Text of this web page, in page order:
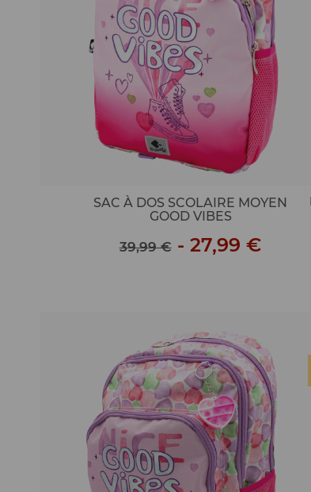
SAC À DOS SCOLAIRE MOYEN
GOOD VIBES
39,99 €- 27,99 €